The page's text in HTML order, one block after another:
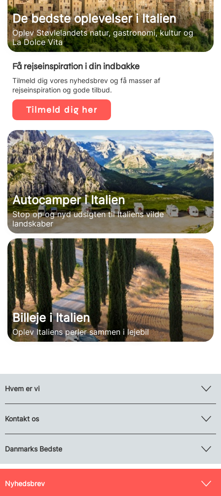
De bedste oplevelser i Italien
Oplev Støvlelandets natur, gastronomi, kultur og
La Dolce Vita
Få rejseinspiration i din indbakke
Tilmeld dig vores nyhedsbrev og få masser af
rejseinspiration og gode tilbud.
Tilmeld dig her
Autocamper i Italien
Stop op og nyd udsigten til Italiens vilde
landskaber
Billeje i Italien
Oplev Italiens perler sammen i lejebil
Hvem er vi
Kontakt os
Danmarks Bedste
Nyhedsbrev